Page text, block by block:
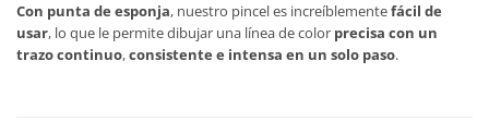
Con punta de esponja, nuestro pincel es increíblementefácil de
usar, lo que le permite dibujar una línea de color precisa con un
trazo continuo,consistente e intensa en un solo paso.